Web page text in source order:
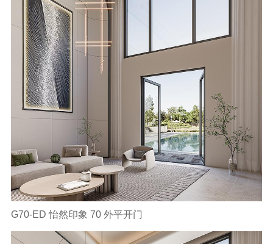
G70-ED 怡然印象 70 外平开门